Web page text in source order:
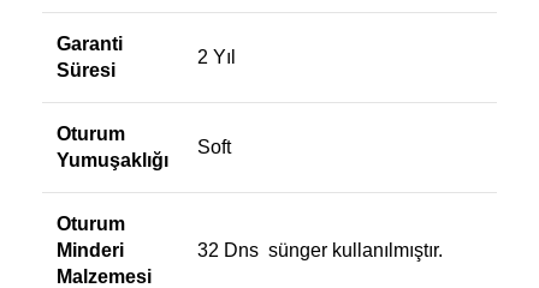
Garanti
Süresi
2 Yıl
Oturum
Yumuşaklığı
Soft
Oturum
Minderi
Malzemesi
32 Dns sünger kullanılmıştır.